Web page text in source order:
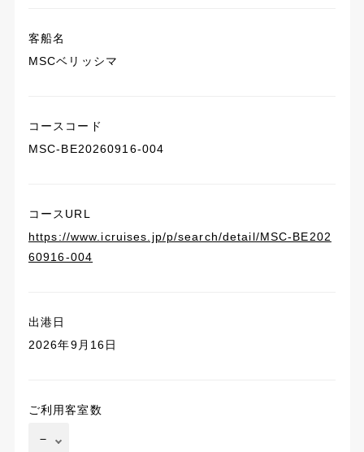
客船名
MSCベリッシマ
コースコード
MSC-BE20260916-004
コースURL
https://www.icruises.jp/p/search/detail/MSC-BE202
60916-004
出港日
2026年9月16日
ご利用客室数